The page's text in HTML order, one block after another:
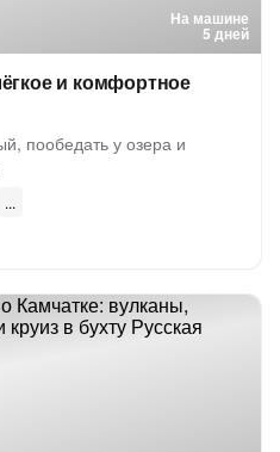
На машине
5 дней
и комфортное
пообедать у озера и